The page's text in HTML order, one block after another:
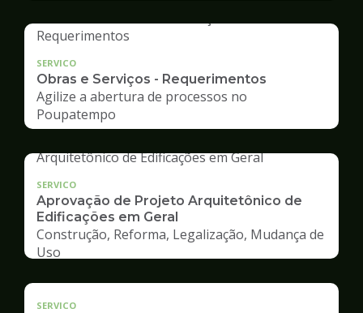
SERVICO
Obras e Serviços - Requerimentos
Agilize a abertura de processos no
Poupatempo
SERVICO
Aprovação de Projeto Arquitetônico de
Edificações em Geral
Construção, Reforma, Legalização, Mudança de
Uso
SERVICO